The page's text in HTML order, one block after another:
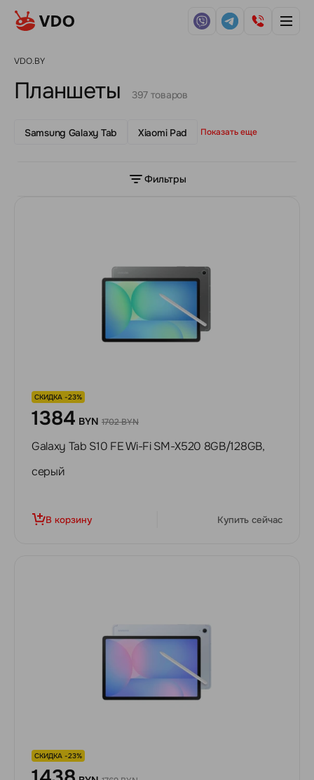
VDO.BY
Планшеты 397 товаров
Samsung Galaxy Tab Xiaomi Pad Показать еще
Фильтры
СКИДКА -23%
1384 BYN 1702 BYN
Galaxy Tab S10 FE Wi-Fi SM-X520 8GB/128GB,
серый
В корзину Купить сейчас
СКИДКА -23%